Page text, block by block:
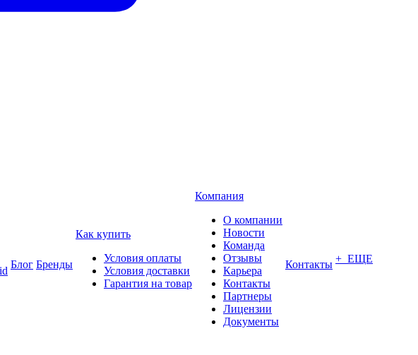
Блог Бренды
Как купить
Условия оплаты
Условия доставки
Гарантия на товар
Компания
О компании
Новости
Команда
Отзывы
Карьера
Контакты
Партнеры
Лицензии
Документы
Контакты + ЕЩЕ